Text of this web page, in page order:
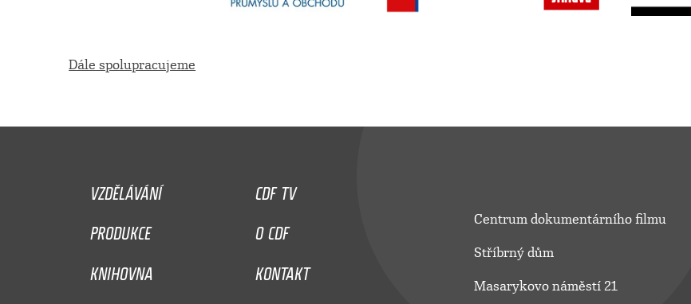
Dále spolupracujeme
VZDĚLÁVÁNÍ
CDF TV
PRODUKCE
O CDF
KNIHOVNA
KONTAKT
Centrum dokumentárního filmu
Stříbrný dům
Masarykovo náměstí 21